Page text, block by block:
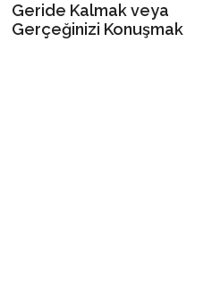
Geride Kalmak veya
Gerçeğinizi Konuşmak